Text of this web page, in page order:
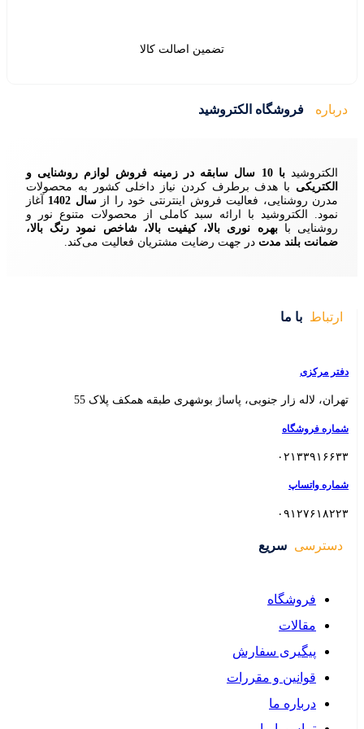
زمینه فروش لوازم روشنایی و
نیاز داخلی کشور به محصولات
اینترنتی خود را ازسال 1402
آغاز
سبد کاملی از محصولات متنوع نور و
کیفیت بالا، شاخص نمود رنگ بالا،
مشتریان فعالیت می‌کند.
بوشهری طبقه همکف پلاک 55